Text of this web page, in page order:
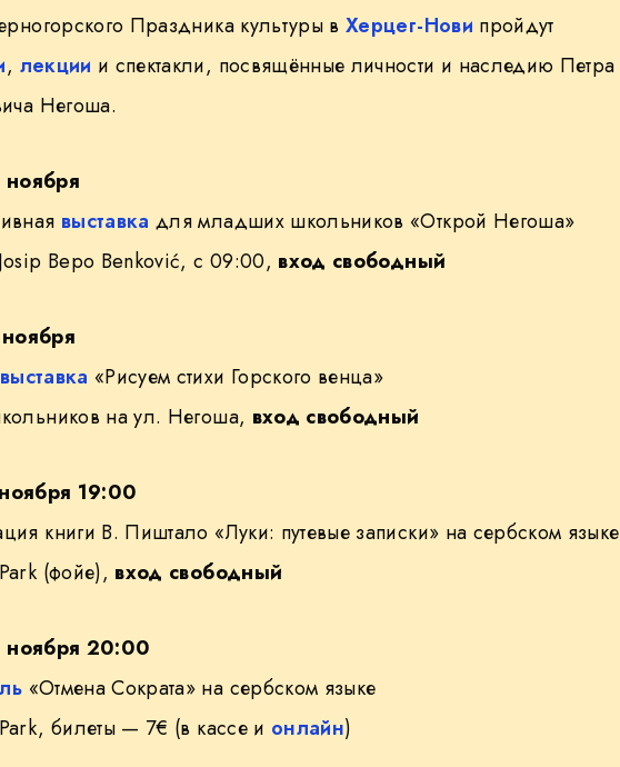
Праздника культуры вХерцег-Нови пройдут
, лекции и спектакли, посвящённые личности и наследию Петра
Негоша.
выставка для младших школьников «Открой Негоша»
Bepo Benković, с 09:00, вход свободный
выставка «Рисуем стихи Горского венца»
на ул. Негоша, вход свободный
19:00
книги В. Пиштало «Луки: путевые записки» на сербском языке
(фойе), вход свободный
ноября 20:00
«Отмена Сократа» на сербском языке
билеты — 7€ (в кассе и онлайн)